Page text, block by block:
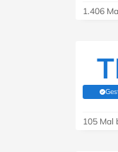
1.406
105 Mal